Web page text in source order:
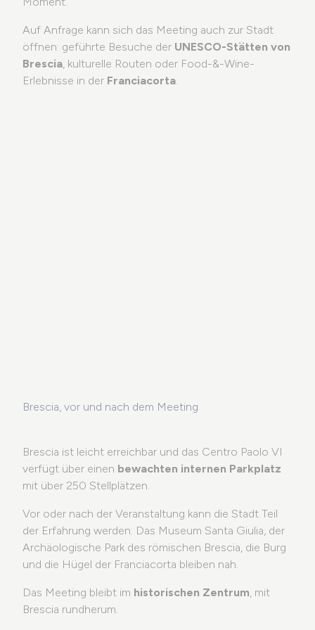
Auf Anfrage kann sich das Meeting auch zur Stadt
öffnen: geführte Besuche der UNESCO-Stätten von
Brescia, kulturelle Routen oder Food-&-Wine-
Erlebnisse in der Franciacorta.
Brescia, vor und nach dem Meeting
Brescia ist leicht erreichbar und das Centro Paolo VI
verfügt über einen bewachten internen Parkplatz
mit über 250 Stellplätzen.
Vor oder nach der Veranstaltung kann die Stadt Teil
der Erfahrung werden: Das Museum Santa Giulia, der
Archäologische Park des römischen Brescia, die Burg
und die Hügel der Franciacorta bleiben nah.
Das Meeting bleibt im historischen Zentrum, mit
Brescia rundherum.